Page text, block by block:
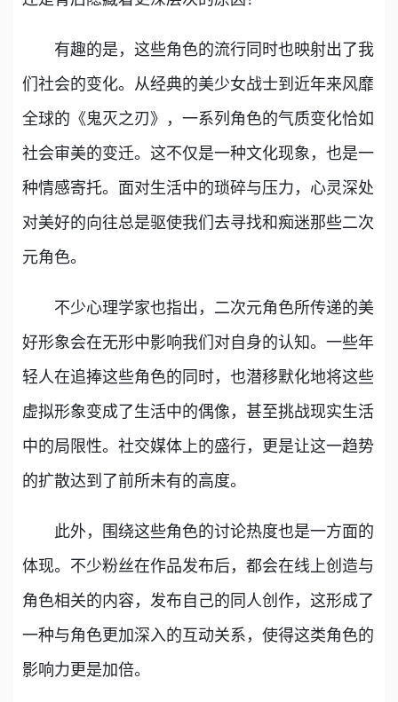
有趣的是，这些角色的流行同时也映射出了我
们社会的变化。从经典的美少女战士到近年来风靡
全球的《鬼灭之刃》，一系列角色的气质变化恰如
社会审美的变迁。这不仅是一种文化现象，也是一
种情感寄托。面对生活中的琐碎与压力，心灵深处
对美好的向往总是驱使我们去寻找和痴迷那些二次
元角色。
不少心理学家也指出，二次元角色所传递的美
好形象会在无形中影响我们对自身的认知。一些年
轻人在追捧这些角色的同时，也潜移默化地将这些
虚拟形象变成了生活中的偶像，甚至挑战现实生活
中的局限性。社交媒体上的盛行，更是让这一趋势
的扩散达到了前所未有的高度。
此外，围绕这些角色的讨论热度也是一方面的
体现。不少粉丝在作品发布后，都会在线上创造与
角色相关的内容，发布自己的同人创作，这形成了
一种与角色更加深入的互动关系，使得这类角色的
影响力更是加倍。